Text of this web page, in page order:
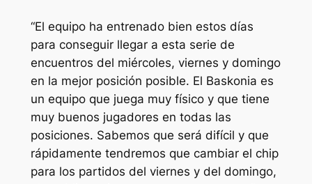
“El equipo ha entrenado bien estos días
para conseguir llegar a esta serie de
encuentros del miércoles, viernes y domingo
en la mejor posición posible. El Baskonia es
un equipo que juega muy físico y que tiene
muy buenos jugadores en todas las
posiciones. Sabemos que será difícil y que
rápidamente tendremos que cambiar el chip
para los partidos del viernes y del domingo,